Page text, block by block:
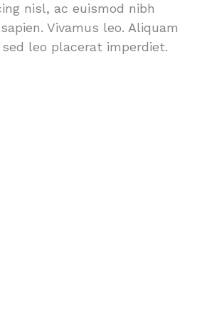
nisl, ac euismod nibh
Vivamus leo. Aliquam
leo placerat imperdiet.